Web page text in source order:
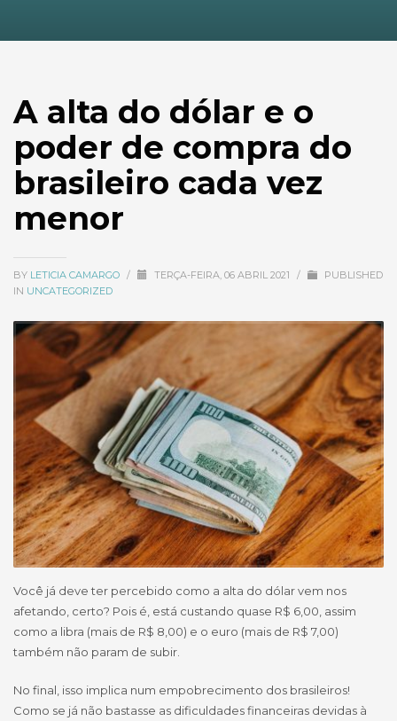
A alta do dólar e o
poder de compra do
brasileiro cada vez
menor
BY LETICIA CAMARGO / TERÇA-FEIRA, 06 ABRIL 2021 /
PUBLISHED
IN UNCATEGORIZED
Você já deve ter percebido como a alta do dólar vem nos
afetando, certo? Pois é, está custando quase R$ 6,00, assim
como a libra (mais de R$ 8,00) e o euro (mais de R$ 7,00)
também não param de subir.
No final, isso implica num empobrecimento dos brasileiros!
Como se já não bastasse as dificuldades financeiras devidas à